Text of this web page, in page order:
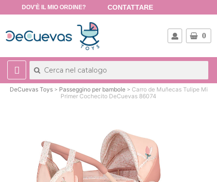
DOV'È IL MIO ORDINE? CONTATTARE
0
DeCuevas Toys Passeggino per bambole
Carro de Muñecas Tulipe Mi
Primer Cochecito DeCuevas 86074